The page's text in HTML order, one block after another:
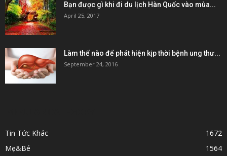
Bạn được gì khi đi du lịch Hàn Quốc vào mùa...
April 25, 2017
Làm thế nào để phát hiện kịp thời bệnh ung thư...
September 24, 2016
Tin Tức Khác
1672
Mẹ&Bé
1564